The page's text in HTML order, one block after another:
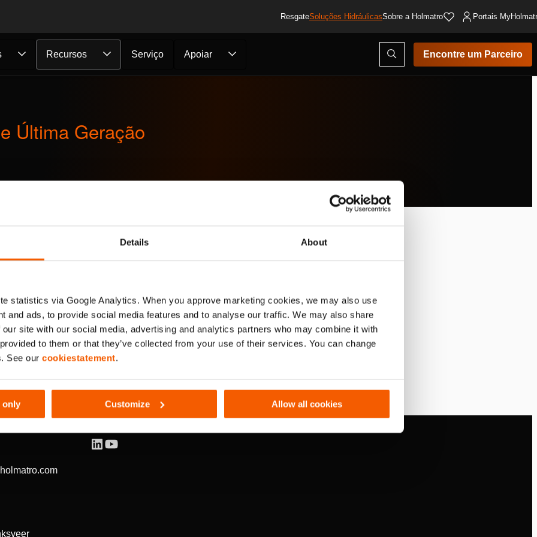
Details About
statistics via Google Analytics. When you approve marketing cookies, we may also use
and ads, to provide social media features and to analyse our traffic. We may also share
site with our social media, advertising and analytics partners who may combine it with
to them or that they’ve collected from your use of their services. You can change
See our cookiestatement.
only Customize Allow all cookies
ResgateSoluções HidráulicasSobre a Holmatro Portais
Recursos Serviço Apoiar
Abrir
modal
de
pesquisa
Encontre um Parceiro
Última Geração
SIGA-NOS